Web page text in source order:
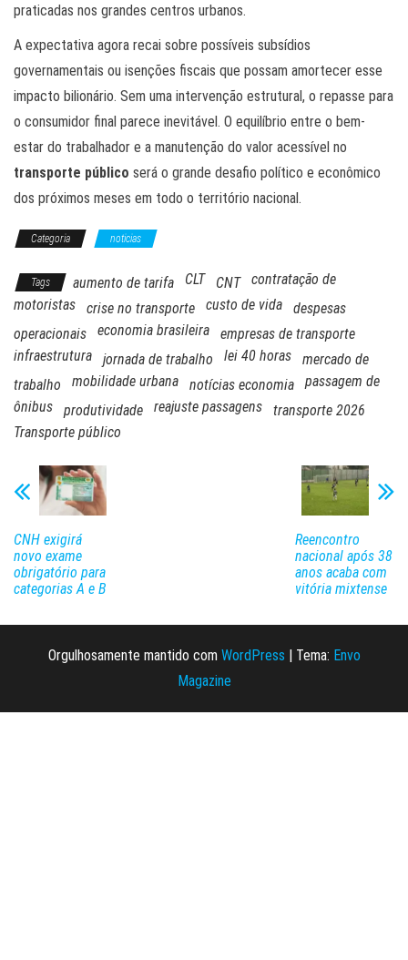
praticadas nos grandes centros urbanos.
A expectativa agora recai sobre possíveis subsídios
governamentais ou isenções fiscais que possam amortecer esse
impacto bilionário. Sem uma intervenção estrutural, o repasse para
o consumidor final parece inevitável. O equilíbrio entre o bem-
estar do trabalhador e a manutenção do valor acessível no
transporte público será o grande desafio político e econômico
dos próximos meses em todo o território nacional.
Categoria noticias
Tags aumento de tarifa CLT CNT
contratação de
motoristas
crise no transporte custo de vida
despesas
operacionais
economia brasileira
empresas de transporte
infraestrutura
jornada de trabalho lei 40 horas
mercado de
trabalho
mobilidade urbana notícias economia
passagem de
ônibus
produtividade reajuste passagens
transporte 2026
Transporte público
CNH exigirá
novo exame
obrigatório para
categorias A e B
Reencontro
nacional após 38
anos acaba com
vitória mixtense
Orgulhosamente mantido com WordPress | Tema: Envo
Magazine